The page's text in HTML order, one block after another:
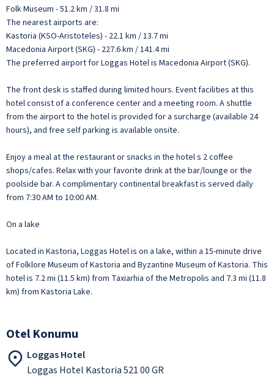
Folk Museum - 51.2 km / 31.8 mi
The nearest airports are:
Kastoria (KSO-Aristoteles) - 22.1 km / 13.7 mi
Macedonia Airport (SKG) - 227.6 km / 141.4 mi
The preferred airport for Loggas Hotel is Macedonia Airport (SKG).
The front desk is staffed during limited hours. Event facilities at this
hotel consist of a conference center and a meeting room. A shuttle
from the airport to the hotel is provided for a surcharge (available 24
hours), and free self parking is available onsite.
Enjoy a meal at the restaurant or snacks in the hotel s 2 coffee
shops/cafes. Relax with your favorite drink at the bar/lounge or the
poolside bar. A complimentary continental breakfast is served daily
from 7:30 AM to 10:00 AM.
On a lake
Located in Kastoria, Loggas Hotel is on a lake, within a 15-minute drive
of Folklore Museum of Kastoria and Byzantine Museum of Kastoria. This
hotel is 7.2 mi (11.5 km) from Taxiarhia of the Metropolis and 7.3 mi (11.8
km) from Kastoria Lake.
Otel Konumu
Loggas Hotel
Loggas Hotel Kastoria 521 00 GR